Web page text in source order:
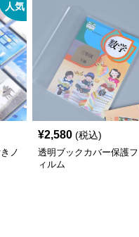
人気
ノ
¥2,580 (税込)
透明ブックカバー保護フ
ィルム